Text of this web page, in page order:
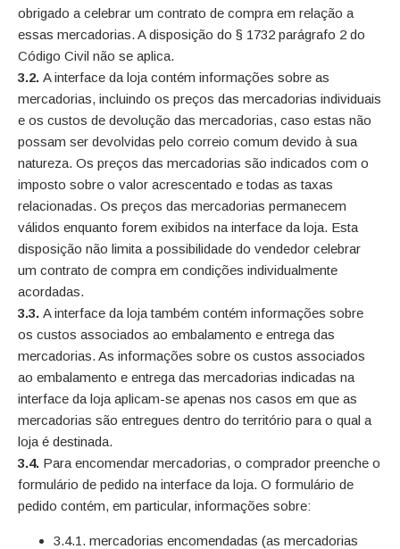
obrigado a celebrar um contrato de compra em relação a
essas mercadorias. A disposição do § 1732 parágrafo 2 do
Código Civil não se aplica.
3.2.A interface da loja contém informações sobre as
mercadorias, incluindo os preços das mercadorias individuais
e os custos de devolução das mercadorias, caso estas não
possam ser devolvidas pelo correio comum devido à sua
natureza. Os preços das mercadorias são indicados com o
imposto sobre o valor acrescentado e todas as taxas
relacionadas. Os preços das mercadorias permanecem
válidos enquanto forem exibidos na interface da loja. Esta
disposição não limita a possibilidade do vendedor celebrar
um contrato de compra em condições individualmente
acordadas.
3.3.A interface da loja também contém informações sobre
os custos associados ao embalamento e entrega das
mercadorias. As informações sobre os custos associados
ao embalamento e entrega das mercadorias indicadas na
interface da loja aplicam-se apenas nos casos em que as
mercadorias são entregues dentro do território para o qual a
loja é destinada.
3.4. Para encomendar mercadorias, o comprador preenche o
formulário de pedido na interface da loja. O formulário de
pedido contém, em particular, informações sobre:
3.4.1. mercadorias encomendadas (as mercadorias